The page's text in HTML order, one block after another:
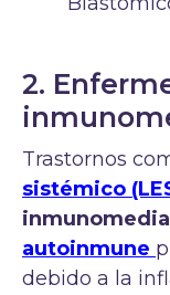
2.
Trastornos
sistémico
autoinmune
debido a la